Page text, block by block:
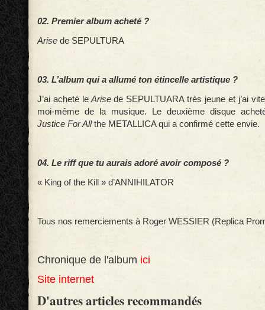
02. Premier album acheté ?
Arise de SEPULTURA
03. L’album qui a allumé ton étincelle artistique ?
J’ai acheté leArisede SEPULTUARA très jeune et j’ai
moi-même de la musique. Le deuxième disque
Justice For Allthe METALLICA qui a confirmé cette envie.
04. Le riff que tu aurais adoré avoir composé ?
« King of the Kill » d’ANNIHILATOR
Tous nos remerciements à Roger WESSIER (Replica
Chronique de l'album ici
Site internet
D'autres articles recommandés